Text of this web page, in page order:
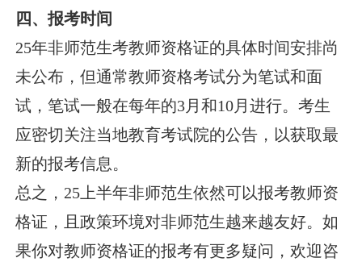
四、报考时间
25年非师范生考教师资格证的具体时间安排尚
未公布，但通常教师资格考试分为笔试和面
试，笔试一般在每年的3月和10月进行。考生
应密切关注当地教育考试院的公告，以获取最
新的报考信息。
总之，25上半年非师范生依然可以报考教师资
格证，且政策环境对非师范生越来越友好。如
果你对教师资格证的报考有更多疑问，欢迎咨